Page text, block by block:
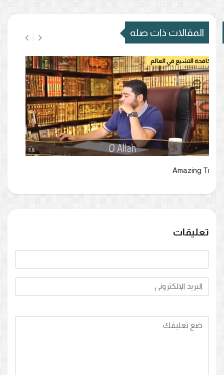
المقالات ذات صله
مكافحة التشيع في العالم
کیا یہ دلیلیں سیدنا علی کو نہیں پتا تھیں؟؟ کیا آج کے رافضی
تعليقات